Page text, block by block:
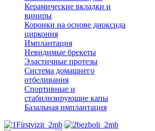
Керамические вкладки и
виниры
Коронки на основе диоксида
циркония
Имплантация
Невидимые брекеты
Эластичные протезы
Система домашнего
отбеливания
Спортивные и
стабилизирующие капы
Базальная имплантация